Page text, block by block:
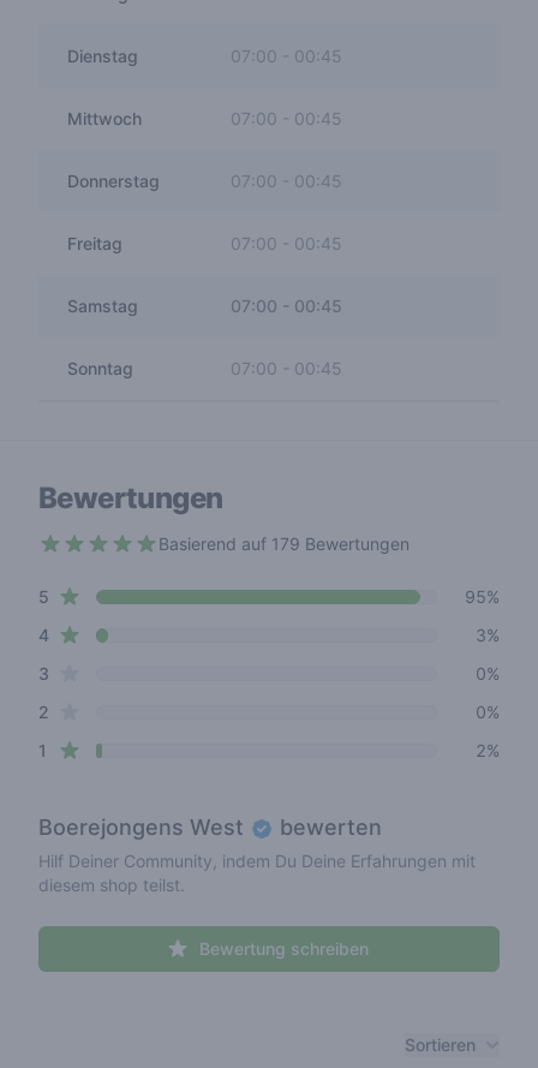
Dienstag 07:00 00:45
Mittwoch 07:00 - 00:45
Donnerstag 07:00 00:45
Freitag 07:00 - 00:45
Samstag 07:00 - 00:45
Sonntag 07:00 - 00:45
Bewertungen
Basierend auf 179 Bewertungen
Review data
5 star reviews
95%
4star reviews
3%
3
0%
2
0%
1 star reviews 2%
Boerejongens West bewerten
Hilf Deiner Community, indem Du Deine Erfahrungen mit
diesem shop teilst.
Bewertung schreiben
Sortieren